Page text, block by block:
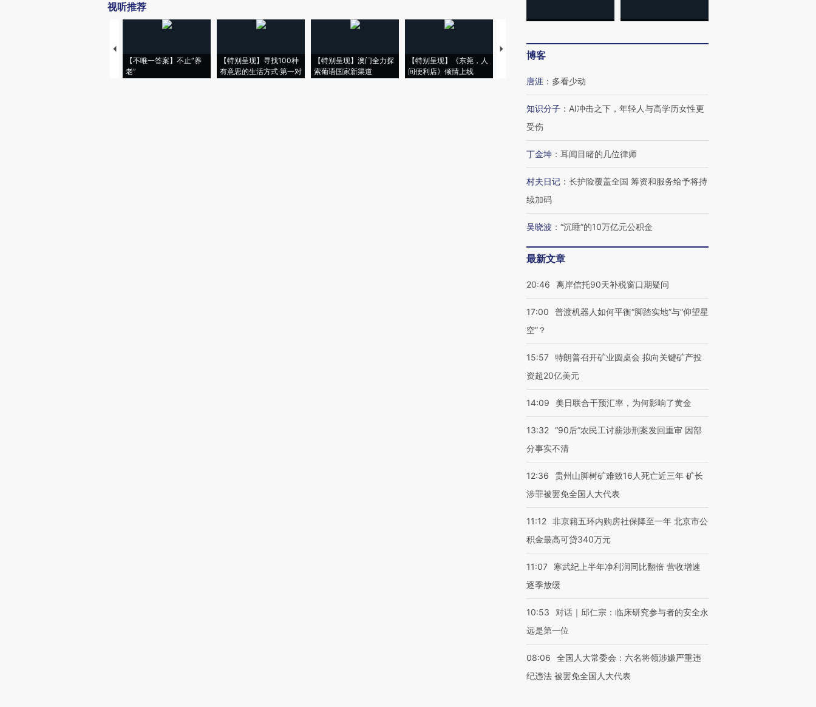
视听推荐
【不唯一答案】不止“养
老”
【特别呈现】寻找100种
有意思的生活方式·第一对
【特别呈现】澳门全力探
索葡语国家新渠道
【特别呈现】《东莞，人
间便利店》倾情上线
【推广】走进第四届链博
会，让数智科技“链”接产
博客
唐涯 ： 多看少动
知识分子 ： AI冲击之下，年轻人与高学历女性更
受伤
丁金坤 ： 耳闻目睹的几位律师
村夫日记 ： 长护险覆盖全国 筹资和服务给予将持
续加码
吴晓波 ： “沉睡”的10万亿元公积金
最新文章
20:46 离岸信托90天补税窗口期疑问
17:00
普渡机器人如何平衡“脚踏实地”与“仰望星
空”？
15:57 特朗普召开矿业圆桌会 拟向关键矿产投
资超20亿美元
14:09 美日联合干预汇率，为何影响了黄金
13:32 “90后”农民工讨薪涉刑案发回重审 因部
分事实不清
12:36
贵州山脚树矿难致16人死亡近三年 矿长
涉罪被罢免全国人大代表
11:12 非京籍五环内购房社保降至一年 北京市公
积金最高可贷340万元
11:07
寒武纪上半年净利润同比翻倍 营收增速
逐季放缓
10:53
对话｜邱仁宗：临床研究参与者的安全永
远是第一位
08:06
全国人大常委会：六名将领涉嫌严重违
纪违法 被罢免全国人大代表